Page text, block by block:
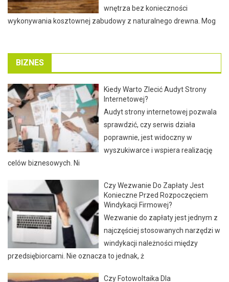
wnętrza bez konieczności
wykonywania kosztownej zabudowy z naturalnego drewna. Mog
BIZNES
Kiedy Warto Zlecić Audyt Strony
Internetowej?
Audyt strony internetowej pozwala
sprawdzić, czy serwis działa
poprawnie, jest widoczny w
wyszukiwarce i wspiera realizację
celów biznesowych. Ni
Czy Wezwanie Do Zapłaty Jest
Konieczne Przed Rozpoczęciem
Windykacji Firmowej?
Wezwanie do zapłaty jest jednym z
najczęściej stosowanych narzędzi w
windykacji należności między
przedsiębiorcami. Nie oznacza to jednak, ż
Czy Fotowoltaika Dla